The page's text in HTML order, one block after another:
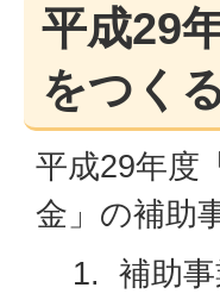
平成29
をつく
平成29年度
金」の補助
補助